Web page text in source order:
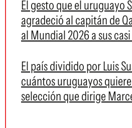
El gesto que el uruguayo
agradeció al capitán de
al Mundial 2026 a sus
El país dividido por Luis
cuántos uruguayos
selección que dirige